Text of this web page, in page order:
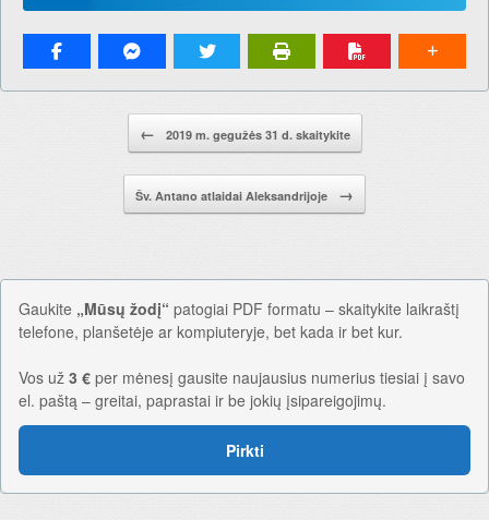
← 2019 m. gegužės 31 d. skaitykite
Šv. Antano atlaidai Aleksandrijoje →
Gaukite „Mūsų žodį“ patogiai PDF formatu – skaitykite laikraštį
telefone, planšetėje ar kompiuteryje, bet kada ir bet kur.
Vos už 3 € per mėnesį gausite naujausius numerius tiesiai į savo
el. paštą – greitai, paprastai ir be jokių įsipareigojimų.
Pirkti